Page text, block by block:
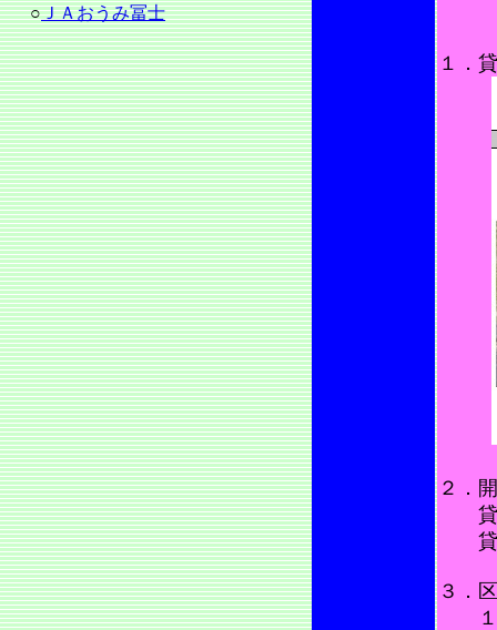
○ＪＡおうみ冨士
１．
２．
貸
貸
３．
１